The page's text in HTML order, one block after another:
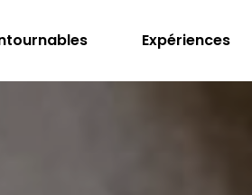
Expériences